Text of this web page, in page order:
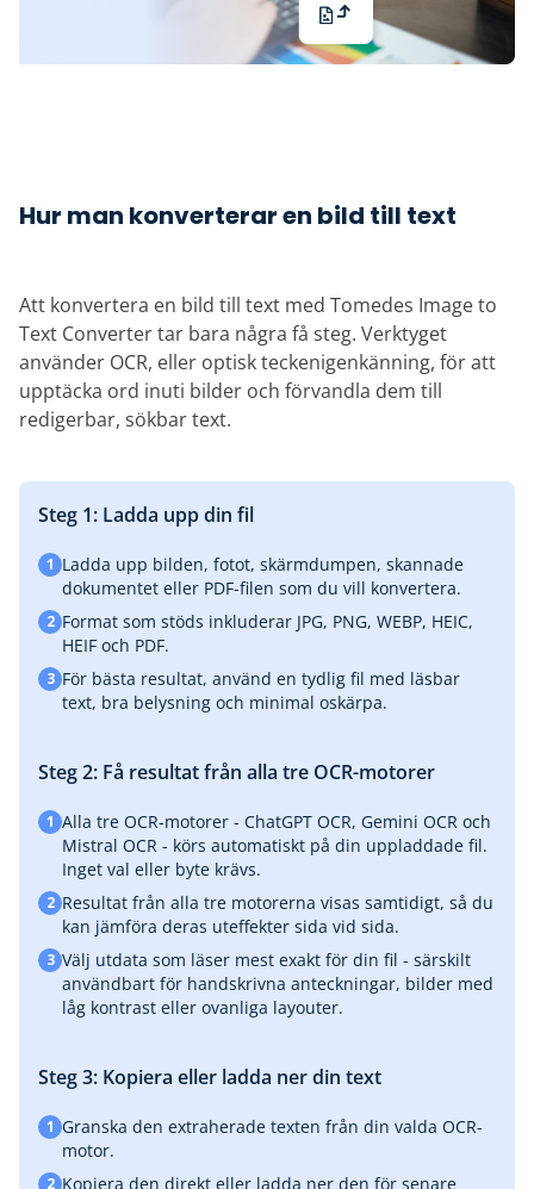
Hur man konverterar en bild till text
Att konvertera en bild till text med Tomedes Image to
Text Converter tar bara några få steg. Verktyget
använder OCR, eller optisk teckenigenkänning, för att
upptäcka ord inuti bilder och förvandla dem till
redigerbar, sökbar text.
Steg 1: Ladda upp din fil
1 Ladda upp bilden, fotot, skärmdumpen, skannade
dokumentet eller PDF-filen som du vill konvertera.
2 Format som stöds inkluderar JPG, PNG, WEBP, HEIC,
HEIF och PDF.
3 För bästa resultat, använd en tydlig fil med läsbar
text, bra belysning och minimal oskärpa.
Steg 2: Få resultat från alla tre OCR-motorer
1 Alla tre OCR-motorer - ChatGPT OCR, Gemini OCR och
Mistral OCR - körs automatiskt på din uppladdade fil.
Inget val eller byte krävs.
2 Resultat från alla tre motorerna visas samtidigt, så du
kan jämföra deras uteffekter sida vid sida.
3 Välj utdata som läser mest exakt för din fil - särskilt
användbart för handskrivna anteckningar, bilder med
låg kontrast eller ovanliga layouter.
Steg 3: Kopiera eller ladda ner din text
1 Granska den extraherade texten från din valda OCR-
motor.
2 Kopiera den direkt eller ladda ner den för senare